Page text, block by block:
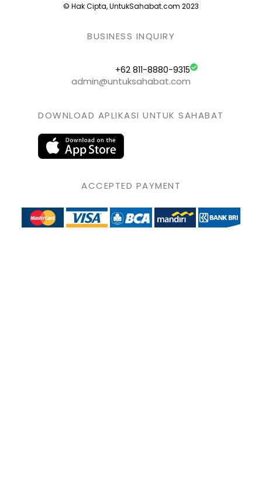
© Hak Cipta, UntukSahabat.com 2023
BUSINESS INQUIRY
+62 811-8880-9315
admin@untuksahabat.com
DOWNLOAD APLIKASI UNTUK SAHABAT
ACCEPTED PAYMENT